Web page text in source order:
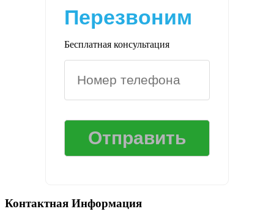
Перезвоним
Бесплатная консультация
Контактная Информация